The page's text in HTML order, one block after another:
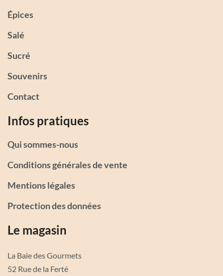
Épices
Salé
Sucré
Souvenirs
Contact
Infos pratiques
Qui sommes-nous
Conditions générales de vente
Mentions légales
Protection des données
Le magasin
La Baie des Gourmets
52 Rue de la Ferté